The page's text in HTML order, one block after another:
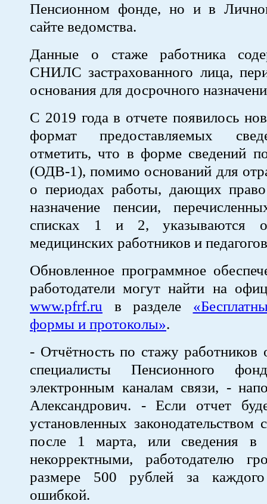
Пенсионном фонде, но и в
сайте ведомства.
Данные о стаже работника
СНИЛС застрахованного лица,
основания для досрочного
С 2019 года в отчете появилось
формат предоставляемых
отметить, что в форме сведений
(ОДВ-1), помимо оснований для
о периодах работы, дающих
назначение пенсии,
списках 1 и 2, указываются
медицинских работников и
Обновленное программное
работодатели могут найти на
www.pfrf.ru в разделе
формы и протоколы».
- Отчётность по стажу работников
специалисты Пенсионного
электронным каналам связи, -
Александрович. - Если отчет
установленных законодательством
после 1 марта, или сведения в
некорректными, работодателю
размере 500 рублей за
ошибкой.